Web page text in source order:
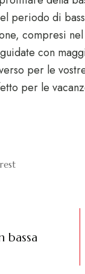
periodo di
compresi
con
per le
per le
bassa